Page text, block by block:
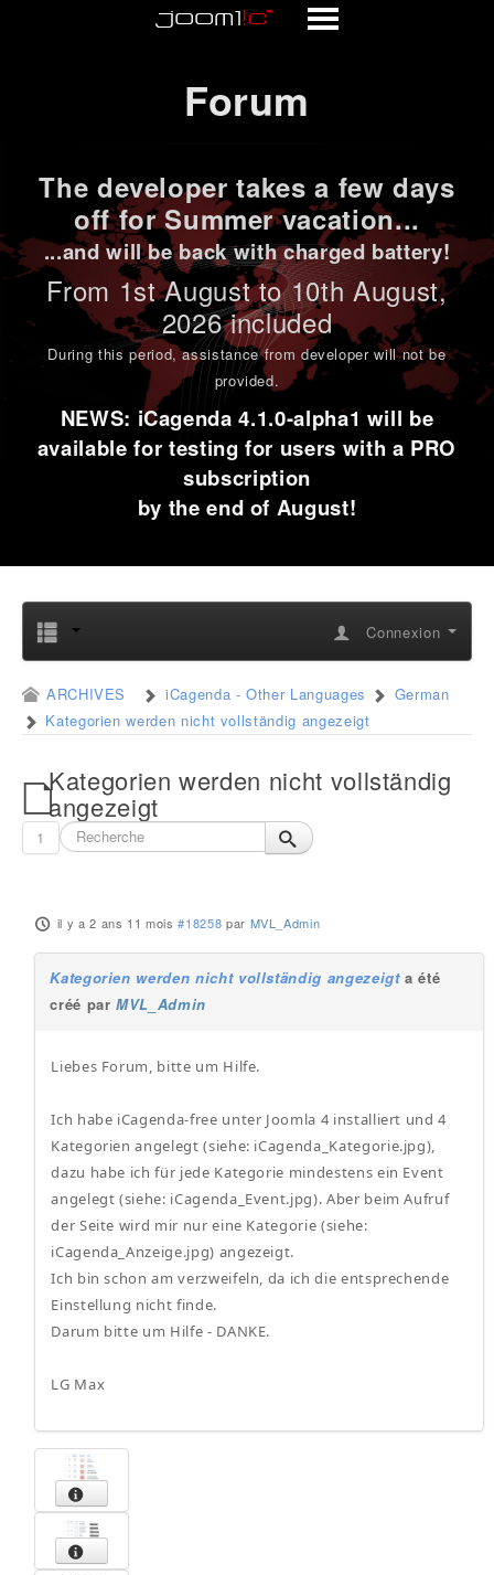
Forum
The developer takes a few days
off for Summer vacation...
...and will be back with charged battery!
From 1stAugust to 10th August,
2026 included
During this period,assistance from developer will not be
provided.
NEWS: iCagenda 4.1.0-alpha1 will be
available for testing for users with a PRO
subscription
by the end of August!
Connexion
ARCHIVES iCagenda - Other Languages
German
Kategorien werden nicht vollständig angezeigt
Kategorien werden nicht vollständig
angezeigt
1
il y a 2 ans 11 mois #18258 par MVL_Admin
Kategorien werden nicht vollständig angezeigta été
créé parMVL_Admin
Liebes Forum, bitte um Hilfe.
Ich habe iCagenda-free unter Joomla 4 installiert und 4
Kategorien angelegt (siehe: iCagenda_Kategorie.jpg),
dazu habe ich für jede Kategorie mindestens ein Event
angelegt (siehe: iCagenda_Event.jpg). Aber beim Aufruf
der Seite wird mir nur eine Kategorie (siehe:
iCagenda_Anzeige.jpg) angezeigt.
Ich bin schon am verzweifeln, da ich die entsprechende
Einstellung nicht finde.
Darum bitte um Hilfe - DANKE.
LG Max